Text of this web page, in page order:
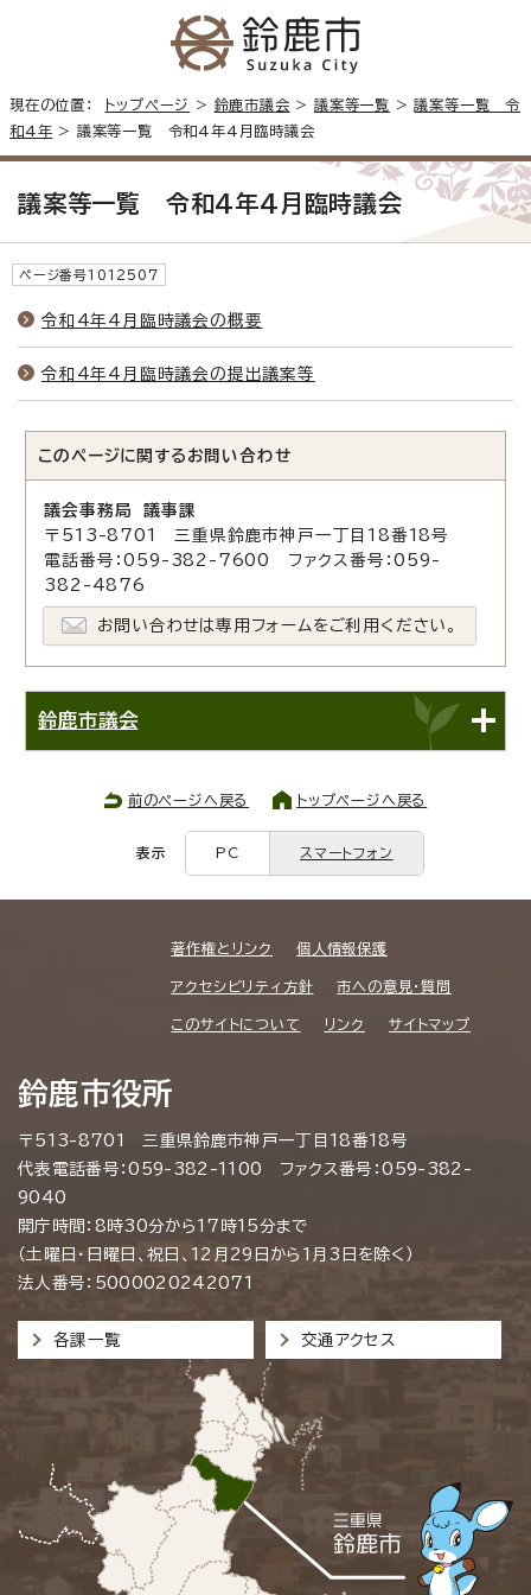
現在の位置： トップページ > 鈴鹿市議会 >議案等一覧 >議案等一覧 令
和4年 > 議案等一覧 令和4年4月臨時議会
議案等一覧 令和4年4月臨時議会
ページ番号1012507
令和4年4月臨時議会の概要
令和4年4月臨時議会の提出議案等
このページに関する お問い合わせ
議会事務局 議事課
〒513-8701 三重県鈴鹿市神戸一丁目18番18号
電話番号：059-382-7600 ファクス番号：059-
382-4876
お問い合わせは専用フォームをご利用ください。
鈴鹿市議会
前のページへ戻る トップページへ戻る
表示 PC スマートフォン
著作権とリンク 個人情報保護
アクセシビリティ方針 市への意見・質問
このサイトについて リンク サイトマップ
鈴鹿市役所
〒513-8701 三重県鈴鹿市神戸一丁目18番18号
代表電話番号：059-382-1100 ファクス番号：059-382-
9040
開庁時間：8時30分から17時15分まで
（土曜日・日曜日、祝日、12月29日から1月3日を除く）
法人番号：5000020242071
各課一覧 交通アクセス